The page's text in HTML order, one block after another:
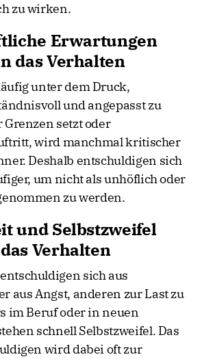
zu wirken.
Erwartungen
das Verhalten
unter dem Druck,
und angepasst zu
setzt oder
wird manchmal kritischer
Deshalb entschuldigen sich
um nicht als unhöflich oder
zu werden.
und Selbstzweifel
Verhalten
sich aus
aus Angst, anderen zur Last zu
im Beruf oder in neuen
schnell Selbstzweifel. Das
wird dabei oft zur